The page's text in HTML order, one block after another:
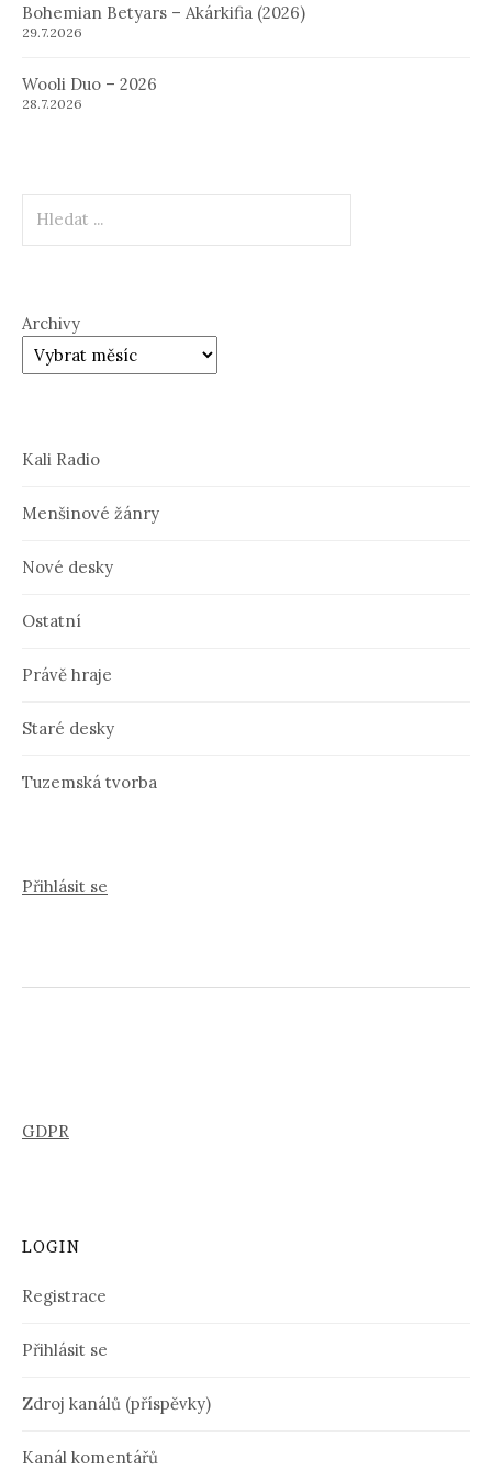
Bohemian Betyars – Akárkifia (2026)
29.7.2026
Wooli Duo – 2026
28.7.2026
Archivy
Kali Radio
Menšinové žánry
Nové desky
Ostatní
Právě hraje
Staré desky
Tuzemská tvorba
Přihlásit se
GDPR
LOGIN
Registrace
Přihlásit se
Zdroj kanálů (příspěvky)
Kanál komentářů